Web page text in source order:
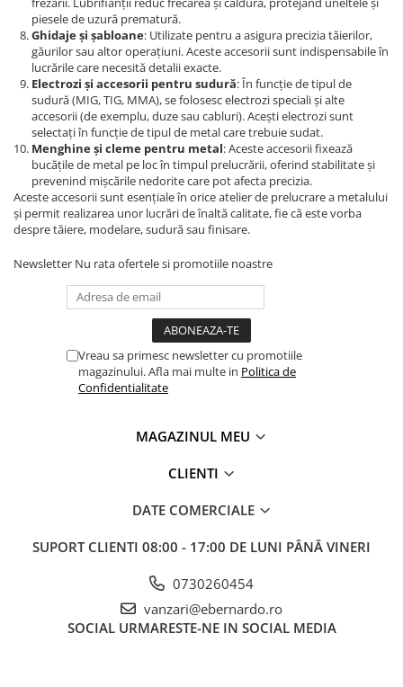
Accesorii pentru masini de gaurit
Accesorii pentru masini de slefuit
Accesorii pentru masini de taiat
filete
Accesorii pentru mașini de găurit
magnetice
Accesorii pentru strunguri
Accesorii polizor umed și uscat
Accesorii generale
Accesorii masini de slefuit cutite
de gravat
Accesorii pentru mașini de șlefuit
Accesorii, mese si prelungiri metal
Benzi textile de șlefuit pentru
Instrumente de tăiere diferite
Lame de ferastrau cu varf din
Lame de ferăstrău cu acoperire
Panze de taiere metal pentru
Standuri pentru ferăstraie cu
Standuri pentru mașini de găurit și
piesele de uzură prematură.
Ghidaje și șabloane: Utilizate pentru a asigura precizia tăierilor,
găurilor sau altor operațiuni. Aceste accesorii sunt indispensabile în
lucrările care necesită detalii exacte.
Electrozi și accesorii pentru sudură: În funcție de tipul de
sudură (MIG, TIG, MMA), se folosesc electrozi speciali și alte
accesorii (de exemplu, duze sau cabluri). Acești electrozi sunt
selectați în funcție de tipul de metal care trebuie sudat.
Menghine și cleme pentru metal: Aceste accesorii fixează
bucățile de metal pe loc în timpul prelucrării, oferind stabilitate și
prevenind mișcările nedorite care pot afecta precizia.
Aceste accesorii sunt esențiale în orice atelier de prelucrare a metalului
și permit realizarea unor lucrări de înaltă calitate, fie că este vorba
despre tăiere, modelare, sudură sau finisare.
Newsletter Nu rata ofertele si promotiile noastre
Vreau sa primesc newsletter cu promotiile
magazinului. Afla mai multe in Politica de
Confidentialitate
MAGAZINUL MEU
CLIENTI
DATE COMERCIALE
SUPORT CLIENTI 08:00 - 17:00 DE LUNI PÂNĂ VINERI
0730260454
vanzari@ebernardo.ro
SOCIAL URMARESTE-NE IN SOCIAL MEDIA